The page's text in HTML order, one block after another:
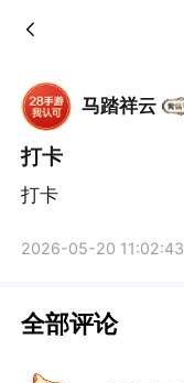
马踏祥云
打卡
打卡
2026-05-20 11:02:43
全部评论